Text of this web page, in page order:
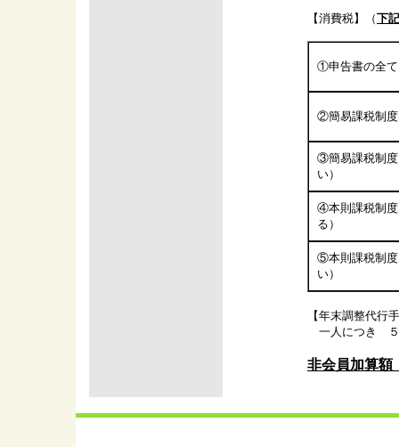
【消費税】（下
①申告書の全て
②簡易課税制度
③簡易課税制度
い）
④本則課税制度
る）
⑤本則課税制度
い）
【年末調整代行
一人につき
非会員加算